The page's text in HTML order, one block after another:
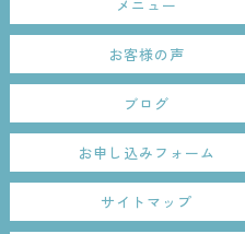
メニュー
お客様の声
ブログ
お申し込みフォーム
サイトマップ